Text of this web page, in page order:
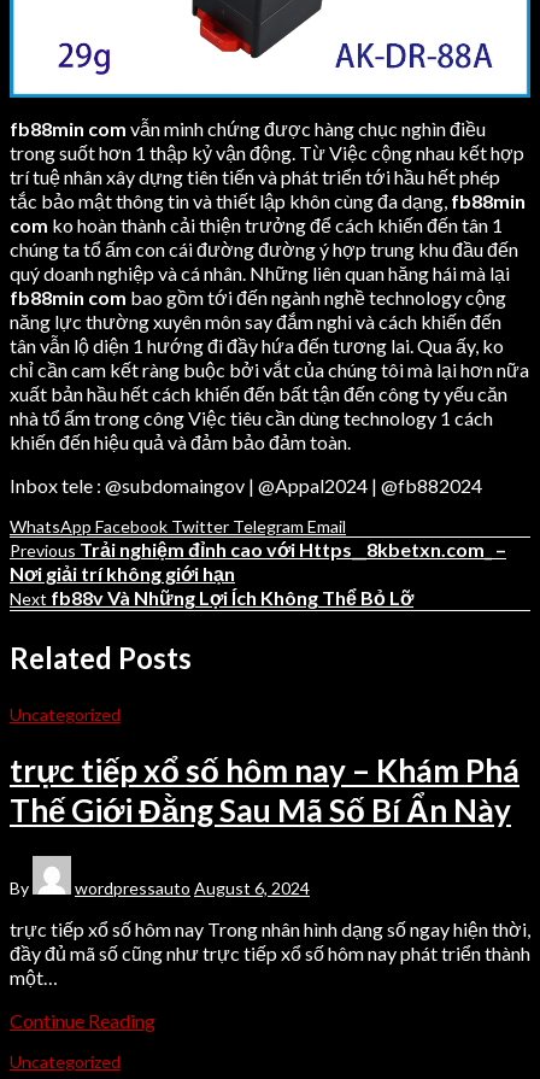
fb88min com vẫn minh chứng được hàng chục nghìn điều
trong suốt hơn 1 thập kỷ vận động. Từ Việc cộng nhau kết hợp
trí tuệ nhân xây dựng tiên tiến và phát triển tới hầu hết phép
tắc bảo mật thông tin và thiết lập khôn cùng đa dạng, fb88min
com ko hoàn thành cải thiện trưởng để cách khiến đến tân 1
chúng ta tổ ấm con cái đường đường ý hợp trung khu đầu đến
quý doanh nghiệp và cá nhân. Những liên quan hăng hái mà lại
fb88min com bao gồm tới đến ngành nghề technology cộng
năng lực thường xuyên môn say đắm nghi và cách khiến đến
tân vẫn lộ diện 1 hướng đi đầy hứa đến tương lai. Qua ấy, ko
chỉ cần cam kết ràng buộc bởi vắt của chúng tôi mà lại hơn nữa
xuất bản hầu hết cách khiến đến bất tận đến công ty yếu căn
nhà tổ ấm trong công Việc tiêu cần dùng technology 1 cách
khiến đến hiệu quả và đảm bảo đảm toàn.
Inbox tele : @subdomaingov | @Appal2024 | @fb882024
WhatsApp Facebook Twitter Telegram Email
Previous Trải nghiệm đỉnh cao với Https__8kbetxn.com_ –
Nơi giải trí không giới hạn
Next fb88v Và Những Lợi Ích Không Thể Bỏ Lỡ
Related Posts
Uncategorized
trực tiếp xổ số hôm nay – Khám Phá
Thế Giới Đằng Sau Mã Số Bí Ẩn Này
By wordpressauto August 6, 2024
trực tiếp xổ số hôm nay Trong nhân hình dạng số ngay hiện thời,
đầy đủ mã số cũng như trực tiếp xổ số hôm nay phát triển thành
một…
Continue Reading
Uncategorized